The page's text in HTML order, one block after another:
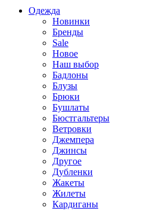
Одежда
Новинки
Бренды
Sale
Новое
Наш выбор
Бадлоны
Блузы
Брюки
Бушлаты
Бюстгальтеры
Ветровки
Джемпера
Джинсы
Другое
Дубленки
Жакеты
Жилеты
Кардиганы